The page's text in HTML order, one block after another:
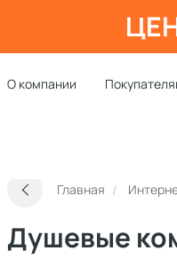
О компании
Главная
Душевые